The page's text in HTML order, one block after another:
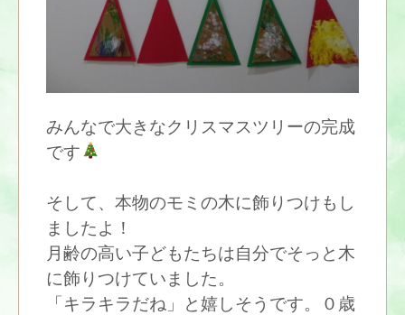
みんなで大きなクリスマスツリーの完成
です
そして、本物のモミの木に飾りつけもし
ましたよ！
月齢の高い子どもたちは自分でそっと木
に飾りつけていました。
「キラキラだね」と嬉しそうです。０歳